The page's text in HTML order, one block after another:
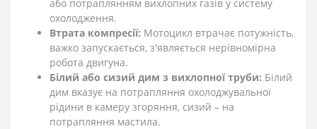
або потраплянням вихлопних газів у систему
охолодження.
Втрата компресії: Мотоцикл втрачає потужність,
важко запускається, з'являється нерівномірна
робота двигуна.
Білий або сизий дим з вихлопної труби: Білий
дим вказує на потрапляння охолоджувальної
рідини в камеру згоряння, сизий – на
потрапляння мастила.